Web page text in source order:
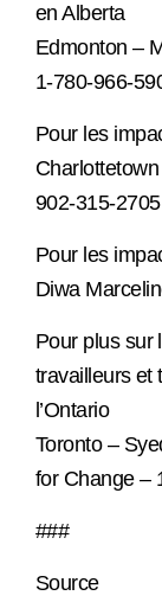
en Alberta
Edmonton –
1-780-966-
Pour les
902-315-2705
Pour les
Diwa
Pour plus sur
travailleurs et
l’Ontario
Toronto –
for Change –
###
Source